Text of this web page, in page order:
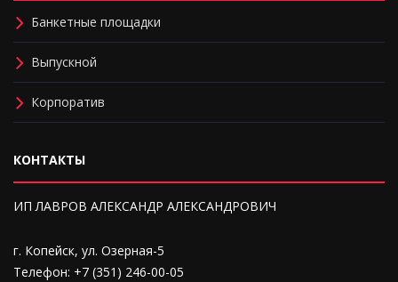
Банкетные площадки
Выпускной
Корпоратив
КОНТАКТЫ
ИП ЛАВРОВ АЛЕКСАНДР АЛЕКСАНДРОВИЧ
г. Копейск, ул. Озерная-5
Телефон: +7 (351) 246-00-05